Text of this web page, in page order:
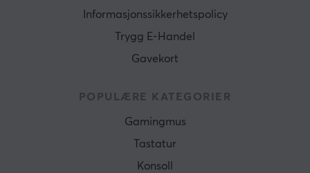
Informasjonssikkerhetspolicy
Trygg E-Handel
Gavekort
POPULÆRE KATEGORIER
Gamingmus
Tastatur
Konsoll